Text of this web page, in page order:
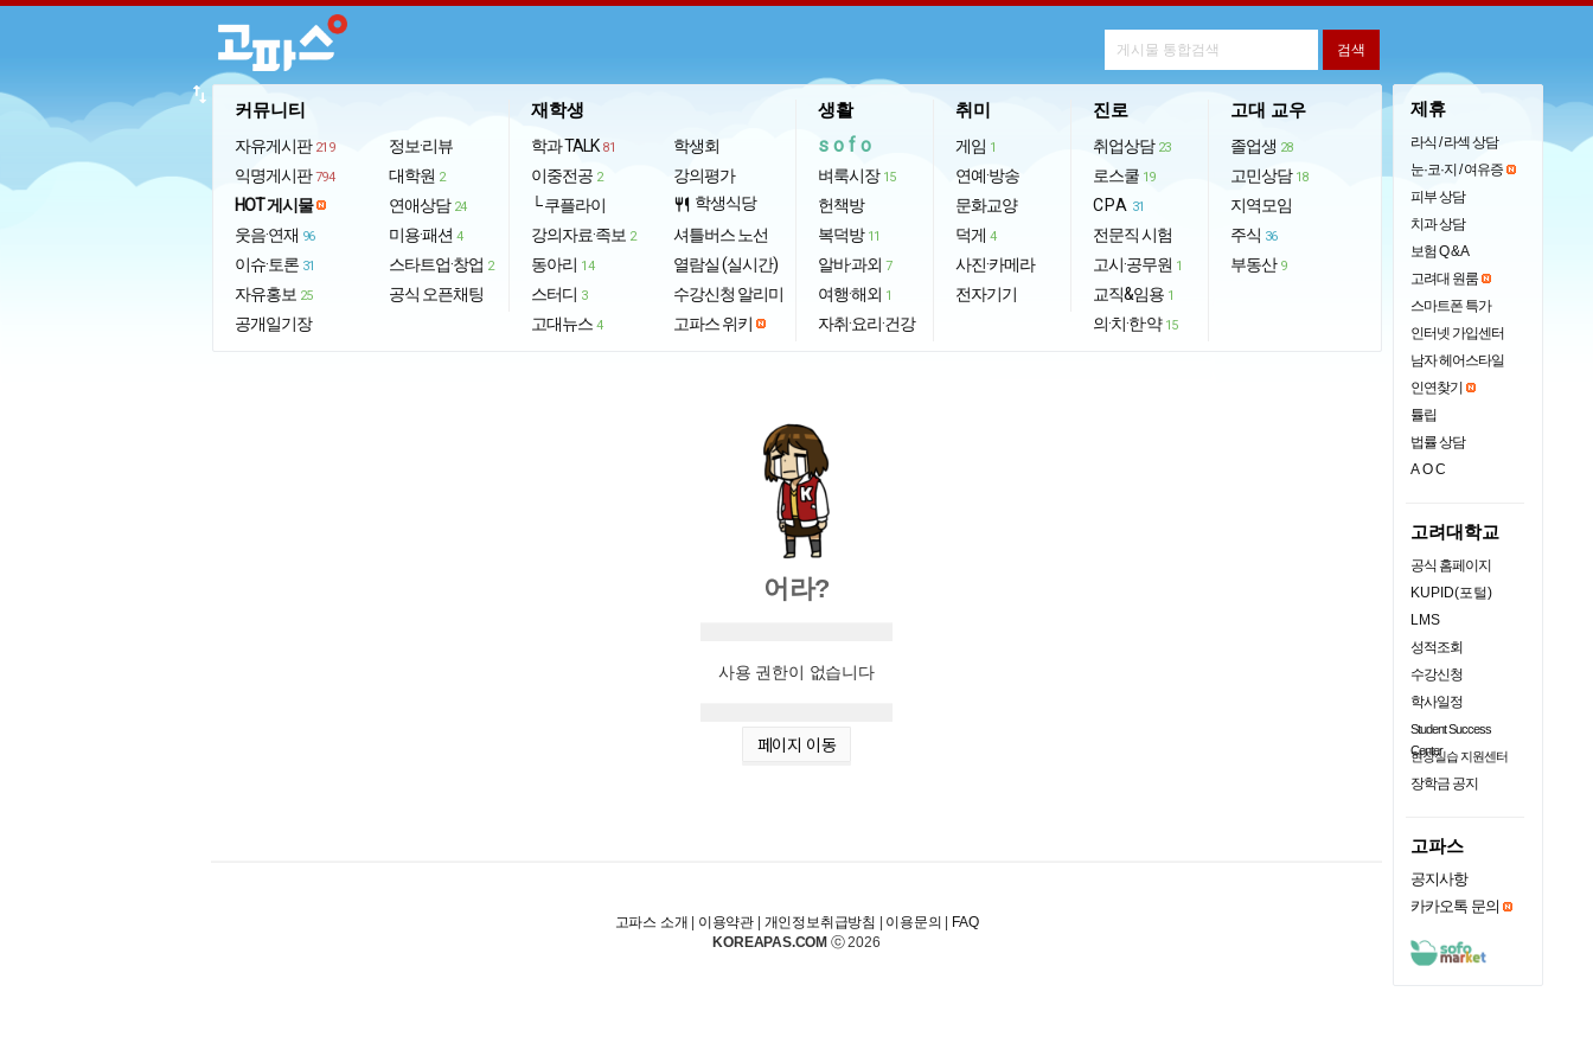
커뮤니티
자유게시판 219
익명게시판 794
HOT 게시물
웃음·연재 96
이슈·토론 31
자유홍보 25
공개일기장
정보·리뷰
대학원 2
연애상담 24
미용·패션 4
스타트업·창업 2
공식 오픈채팅
재학생
학과 TALK 81
이중전공 2
└ 쿠플라이
강의자료·족보 2
동아리 14
스터디 3
고대뉴스 4
학생회
강의평가
restaurant 학생식당
셔틀버스 노선
열람실 (실시간)
수강신청 알리미
고파스 위키
생활
sofo
벼룩시장 15
헌책방
복덕방 11
알바·과외 7
여행·해외 1
자취·요리·건강
취미
게임 1
연예·방송
문화교양
덕게 4
사진·카메라
전자기기
진로
취업상담 23
로스쿨 19
CPA 31
전문직 시험
고시·공무원 1
교직&임용 1
의·치·한·약 15
고대 교우
졸업생 28
고민상담 18
지역모임
주식 36
부동산 9
import_export
어라?
사용 권한이 없습니다
페이지 이동
제휴
라식 / 라섹 상담
눈·코·지 / 여유증
피부 상담
치과 상담
보험 Q & A
고려대 원룸
스마트폰 특가
인터넷 가입센터
남자 헤어스타일
인연찾기
튤립
법률 상담
AOC
고려대학교
공식 홈페이지
KUPID(포털)
LMS
성적조회
수강신청
학사일정
Student Success
Center
현장실습 지원센터
장학금 공지
고파스
공지사항
카카오톡 문의
고파스 소개 이용약관 개인정보취급방침 이용문의
FAQ
KOREAPAS.COM ⓒ 2026